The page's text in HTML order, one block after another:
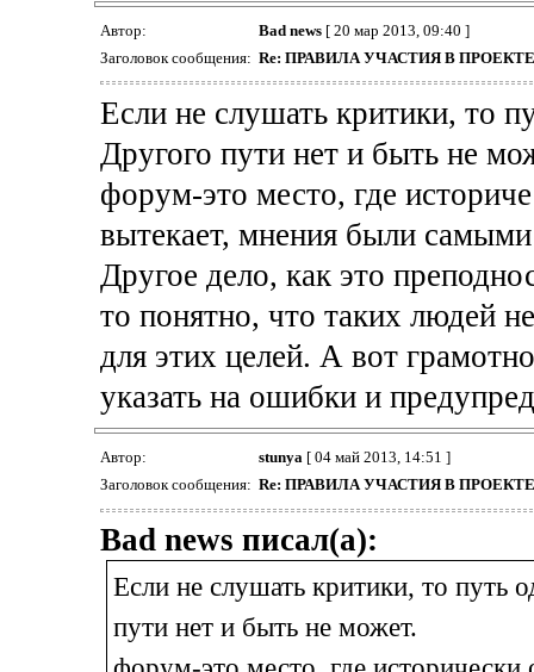
Автор: Bad news[ 20 мар 2013, 09:40 ]
Заголовок сообщения: Re: ПРАВИЛА УЧАСТИЯ В
Если не слушать критики, то
Другого пути нет и быть не
форум-это место, где
вытекает, мнения были
Другое дело, как это
то понятно, что таких людей
для этих целей. А вот
указать на ошибки и
Автор: stunya[ 04 май 2013, 14:51 ]
Заголовок сообщения: Re: ПРАВИЛА УЧАСТИЯ В
Bad news писал(а):
Если не слушать критики, то путь
пути нет и быть не может.